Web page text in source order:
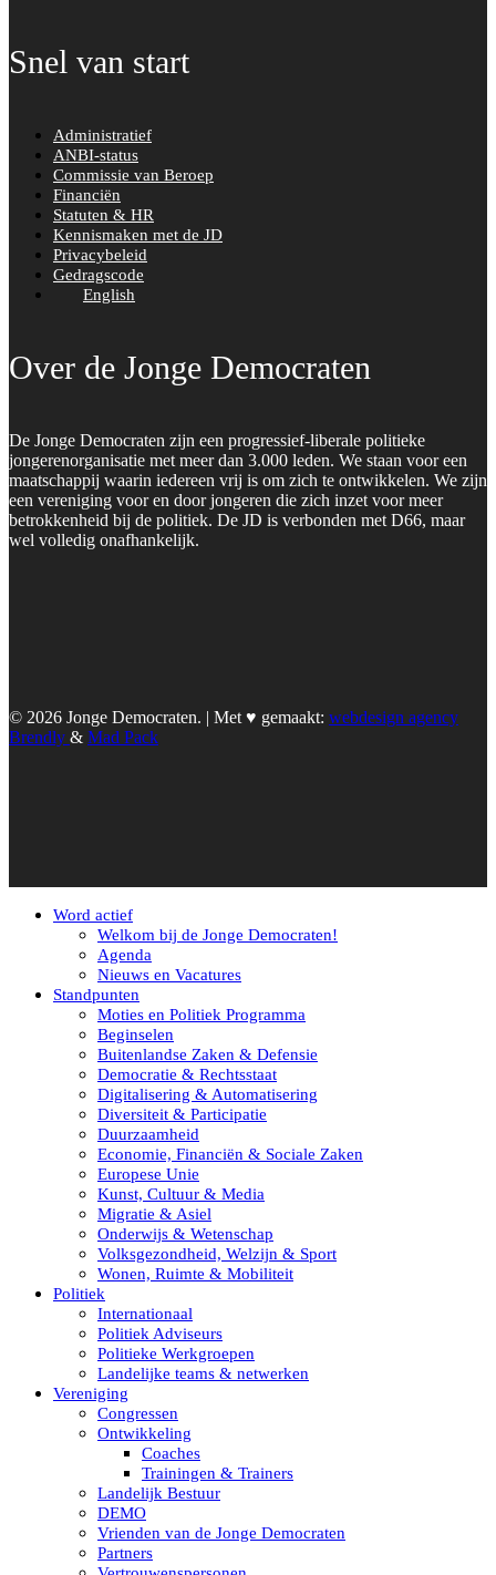
Snel van start
Administratief
ANBI-status
Commissie van Beroep
Financiën
Statuten & HR
Kennismaken met de JD
Privacybeleid
Gedragscode
English
Over de Jonge Democraten
De Jonge Democraten zijn een progressief-liberale politieke
jongerenorganisatie met meer dan 3.000 leden. We staan voor een
maatschappij waarin iedereen vrij is om zich te ontwikkelen. We zijn
een vereniging voor en door jongeren die zich inzet voor meer
betrokkenheid bij de politiek. De JD is verbonden met D66, maar
wel volledig onafhankelijk.
© 2026 Jonge Democraten. | Met ♥︎ gemaakt: webdesign agency
Brendly & Mad Pack
Word actief
Welkom bij de Jonge Democraten!
Agenda
Nieuws en Vacatures
Standpunten
Moties en Politiek Programma
Beginselen
Buitenlandse Zaken & Defensie
Democratie & Rechtsstaat
Digitalisering & Automatisering
Diversiteit & Participatie
Duurzaamheid
Economie, Financiën & Sociale Zaken
Europese Unie
Kunst, Cultuur & Media
Migratie & Asiel
Onderwijs & Wetenschap
Volksgezondheid, Welzijn & Sport
Wonen, Ruimte & Mobiliteit
Politiek
Internationaal
Politiek Adviseurs
Politieke Werkgroepen
Landelijke teams & netwerken
Vereniging
Congressen
Ontwikkeling
Coaches
Trainingen & Trainers
Landelijk Bestuur
DEMO
Vrienden van de Jonge Democraten
Partners